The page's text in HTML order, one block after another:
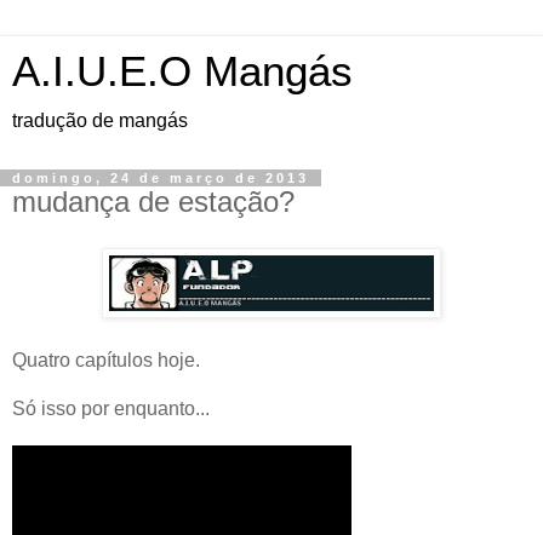
A.I.U.E.O Mangás
tradução de mangás
domingo, 24 de março de 2013
mudança de estação?
Quatro capítulos hoje.
Só isso por enquanto...